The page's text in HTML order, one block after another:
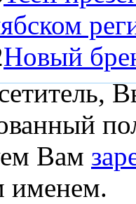
Новый
Вам
именем.